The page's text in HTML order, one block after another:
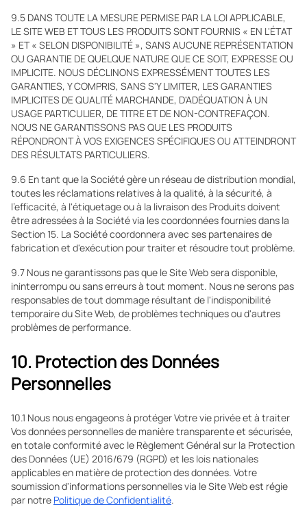
9.5 DANS TOUTE LA MESURE PERMISE PAR LA LOI APPLICABLE,
LE SITE WEB ET TOUS LES PRODUITS SONT FOURNIS « EN L'ÉTAT
» ET « SELON DISPONIBILITÉ », SANS AUCUNE REPRÉSENTATION
OU GARANTIE DE QUELQUE NATURE QUE CE SOIT, EXPRESSE OU
IMPLICITE. NOUS DÉCLINONS EXPRESSÉMENT TOUTES LES
GARANTIES, Y COMPRIS, SANS S'Y LIMITER, LES GARANTIES
IMPLICITES DE QUALITÉ MARCHANDE, D'ADÉQUATION À UN
USAGE PARTICULIER, DE TITRE ET DE NON-CONTREFAÇON.
NOUS NE GARANTISSONS PAS QUE LES PRODUITS
RÉPONDRONT À VOS EXIGENCES SPÉCIFIQUES OU ATTEINDRONT
DES RÉSULTATS PARTICULIERS.
9.6 En tant que la Société gère un réseau de distribution mondial,
toutes les réclamations relatives à la qualité, à la sécurité, à
l'efficacité, à l'étiquetage ou à la livraison des Produits doivent
être adressées à la Société via les coordonnées fournies dans la
Section 15. La Société coordonnera avec ses partenaires de
fabrication et d'exécution pour traiter et résoudre tout problème.
9.7 Nous ne garantissons pas que le Site Web sera disponible,
ininterrompu ou sans erreurs à tout moment. Nous ne serons pas
responsables de tout dommage résultant de l'indisponibilité
temporaire du Site Web, de problèmes techniques ou d'autres
problèmes de performance.
10. Protection des Données
Personnelles
10.1 Nous nous engageons à protéger Votre vie privée et à traiter
Vos données personnelles de manière transparente et sécurisée,
en totale conformité avec le Règlement Général sur la Protection
des Données (UE) 2016/679 (RGPD) et les lois nationales
applicables en matière de protection des données. Votre
soumission d'informations personnelles via le Site Web est régie
par notre Politique de Confidentialité.